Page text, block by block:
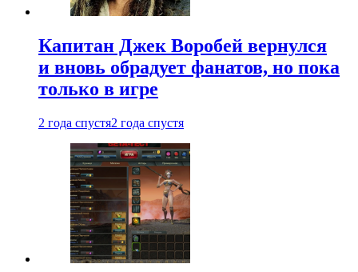
Капитан Джек Воробей вернулся
и вновь обрадует фанатов, но пока
только в игре
2 года спустя2 года спустя